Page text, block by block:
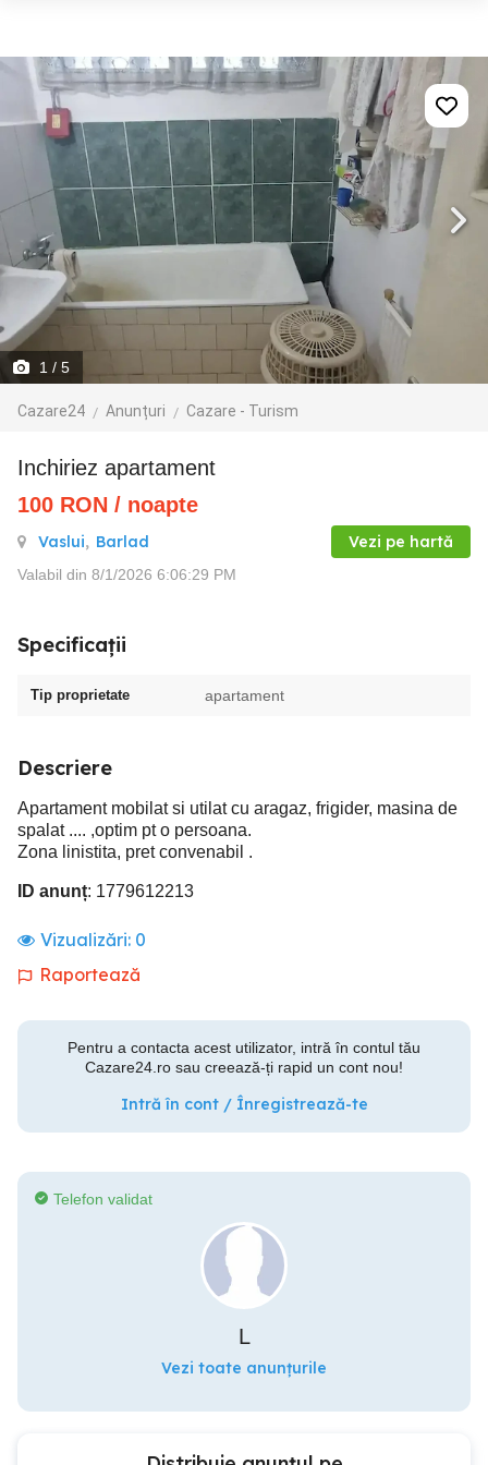
1 / 5
Cazare24 Anunțuri Cazare - Turism
Inchiriez apartament
100 RON / noapte
Vaslui, Barlad Vezi pe hartă
Valabil din 8/1/2026 6:06:29 PM
Specificații
Tip proprietate apartament
Descriere
Apartament mobilat si utilat cu aragaz, frigider, masina de
spalat .... ,optim pt o persoana.
Zona linistita, pret convenabil .
ID anunț: 1779612213
Vizualizări: 0
Raportează
Pentru a contacta acest utilizator, intră în contul tău
Cazare24.ro sau creează-ți rapid un cont nou!
Intră în cont / Înregistrează-te
Telefon validat
L
Vezi toate anunțurile